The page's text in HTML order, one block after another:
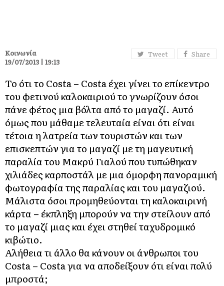
Tweet Share
Κοινωνία
19/07/2013 | 19:13
Το ότι το Costa – Costa έχει γίνει το επίκεντρο
του φετινού καλοκαιριού το γνωρίζουν όσοι
πάνε φέτος μια βόλτα από το μαγαζί. Αυτό
όμως που μάθαμε τελευταία είναι ότι είναι
τέτοια η λατρεία των τουριστών και των
επισκεπτών για το μαγαζί με τη μαγευτική
παραλία του Μακρύ Γιαλού που τυπώθηκαν
χιλιάδες καρποστάλ με μια όμορφη πανοραμική
φωτογραφία της παραλίας και του μαγαζιού.
Μάλιστα όσοι προμηθεύονται τη καλοκαιρινή
κάρτα – έκπληξη μπορούν να την στείλουν από
το μαγαζί μιας και έχει στηθεί ταχυδρομικό
κιβώτιο.
Αλήθεια τι άλλο θα κάνουν οι άνθρωποι του
Costa – Costa για να αποδείξουν ότι είναι πολύ
μπροστά;